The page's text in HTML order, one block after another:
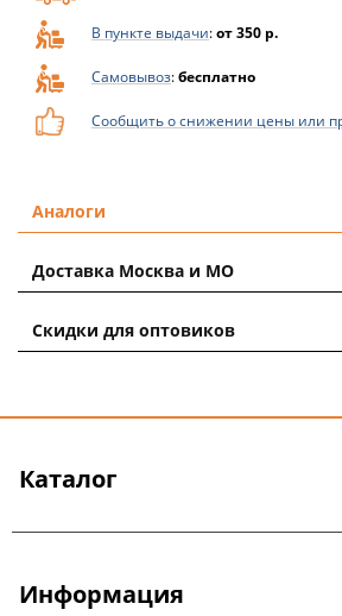
В пункте выдачи:от 350 р.
Самовывоз:бесплатно
Сообщить о снижении цены или
Аналоги
Доставка Москва и МО
Скидки для оптовиков
Каталог
Информация